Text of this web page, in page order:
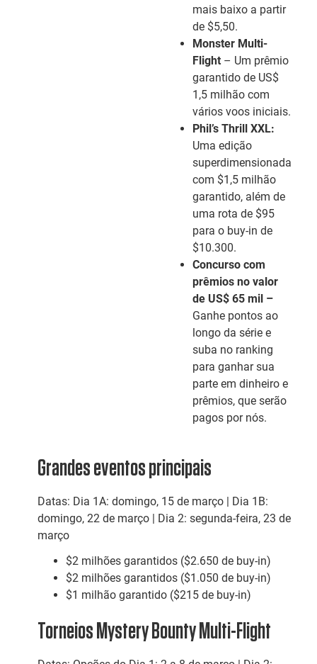
mais baixo a partir
de $5,50.
Monster Multi-
Flight– Um prêmio
garantido de US$
1,5 milhão com
vários voos iniciais.
Phil’s Thrill XXL:
Uma edição
superdimensionada
com $1,5 milhão
garantido, além de
uma rota de $95
para o buy-in de
$10.300.
Concurso com
prêmios no valor
de US$ 65 mil –
Ganhe pontos ao
longo da série e
suba no ranking
para ganhar sua
parte em dinheiro e
prêmios, que serão
pagos por nós.
Grandes eventos principais
Datas: Dia 1A: domingo, 15 de março | Dia 1B:
domingo, 22 de março | Dia 2: segunda-feira, 23 de
março
$2 milhões garantidos ($2.650 de buy-in)
$2 milhões garantidos ($1.050 de buy-in)
$1 milhão garantido ($215 de buy-in)
Torneios Mystery Bounty Multi-Flight